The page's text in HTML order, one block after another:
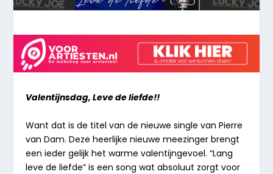
Valentijnsdag, Leve de liefde!!
Want dat is de titel van de nieuwe single van Pierre
van Dam. Deze heerlijke nieuwe meezinger brengt
een ieder gelijk het warme valentijngevoel. “Lang
leve de liefde” is een song wat absoluut zorgt voor